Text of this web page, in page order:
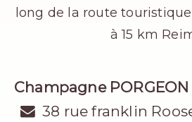
long de la route
à 15 km
Champagne PORGEON
38 rue franklin